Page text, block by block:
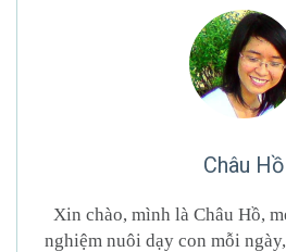
Châu Hồ
Xin chào, mình là Châu Hồ,
nghiệm nuôi dạy con mỗi